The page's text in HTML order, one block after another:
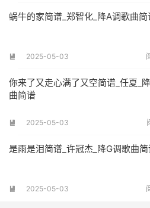
蜗牛的家简谱_郑智化_降A调歌曲简
 2025-05-03
你来了又走心满了又空简谱_任夏_
曲简谱
 2025-05-03
是雨是泪简谱_许冠杰_降G调歌曲
 2025-05-03